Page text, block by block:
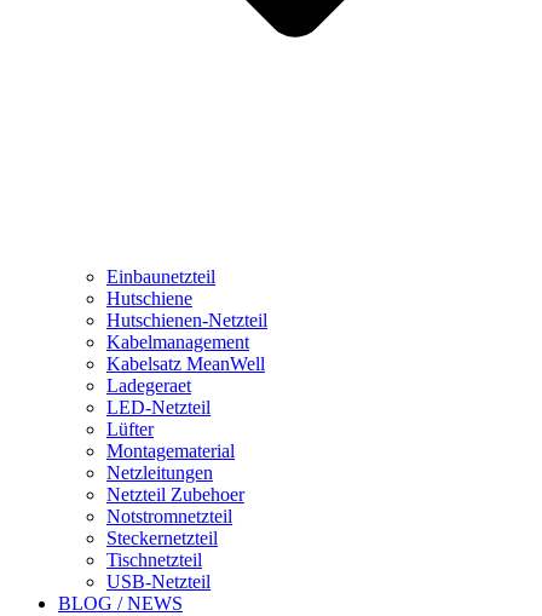
Einbaunetzteil
Hutschiene
Hutschienen-Netzteil
Kabelmanagement
Kabelsatz MeanWell
Ladegeraet
LED-Netzteil
Lüfter
Montagematerial
Netzleitungen
Netzteil Zubehoer
Notstromnetzteil
Steckernetzteil
Tischnetzteil
USB-Netzteil
BLOG / NEWS